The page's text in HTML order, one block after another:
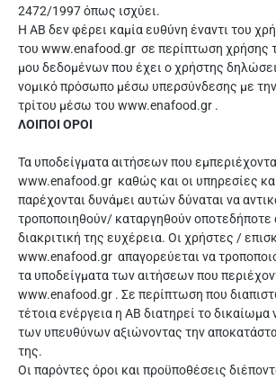
2472/1997 όπως ισχύει.
Η ΑΒ δεν φέρει καμία ευθύνη έναντι του
του www.enafood.gr σε περίπτωση
μου δεδομένων που έχει ο χρήστης
νομικό πρόσωπο μέσω υπερσύνδεσης με την
τρίτου μέσω του www.enafood.gr .
ΛΟΙΠΟΙ ΟΡΟΙ
Τα υποδείγματα αιτήσεων που
www.enafood.gr καθώς και οι υπηρεσίες
παρέχονται δυνάμει αυτών δύναται να
τροποποιηθούν/ καταργηθούν οποτεδήποτε
διακριτική της ευχέρεια. Οι χρήστες /
www.enafood.gr απαγορεύεται να
τα υποδείγματα των αιτήσεων που
www.enafood.gr . Σε περίπτωση που
τέτοια ενέργεια η ΑΒ διατηρεί το δικαίωμα
των υπευθύνων αξιώνοντας την
της.
Οι παρόντες όροι και προϋποθέσεις